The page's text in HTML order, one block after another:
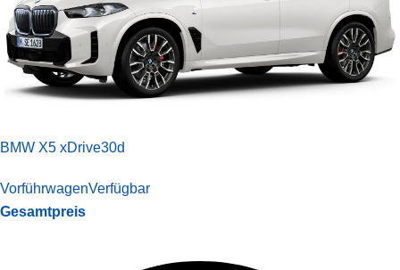
BMW X5 xDrive30d
VorführwagenVerfügbar
Gesamtpreis